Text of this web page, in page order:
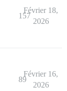
157
Février 18,
2026
89
Février 16,
2026